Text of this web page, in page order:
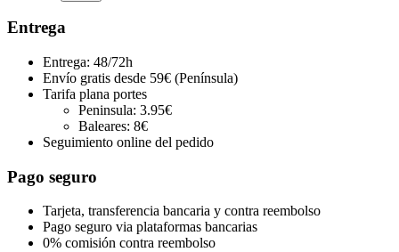
Entrega
Entrega: 48/72h
Envío gratis desde 59€ (Península)
Tarifa plana portes
Peninsula: 3.95€
Baleares: 8€
Seguimiento online del pedido
Pago seguro
Tarjeta, transferencia bancaria y contra reembolso
Pago seguro via plataformas bancarias
0% comisión contra reembolso